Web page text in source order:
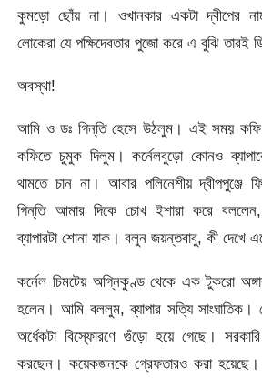
কুমড়ো ছোঁয় না। ওখানকার একটা দ্বীপের
লোকেরা যে পক্ষিদেবতার পুজো করে এ বুঝি তারই
অবস্থা!
আমি ও ডঃ গিন্‌তি হেসে উঠলুম। এই সময়
কফিতে চুমুক দিলুম। কর্নেলবুড়ো কোনও
থামতে চান না। আবার পলিনেশীয় দ্বীপপুঞ্জে
গিন্‌তি আমার দিকে চোখ ইশারা করে
ব্যাপারটা শোনা যাক। বলুন জয়ন্তবাবু, কী দেখে
কর্নেল চিমটেয় অগ্নিকুণ্ড থেকে এক টুকরো
হলেন। আমি বললুম, ব্যাপার সত্যি সাংঘাতিক।
অর্ধেকটা বিস্ফোরণে গুঁড়ো হয়ে গেছে।
করছেন। কয়েকজনকে গ্রেফতারও করা